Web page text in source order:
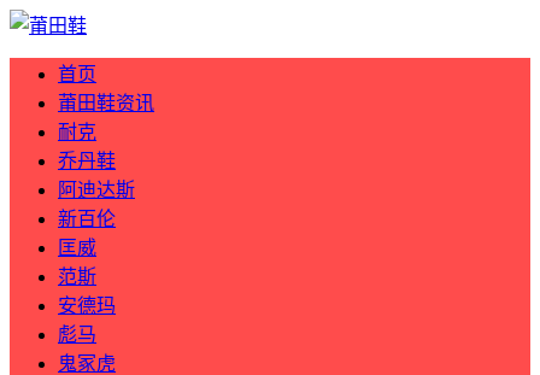
首页
莆田鞋资讯
耐克
乔丹鞋
阿迪达斯
新百伦
匡威
范斯
安德玛
彪马
鬼冢虎